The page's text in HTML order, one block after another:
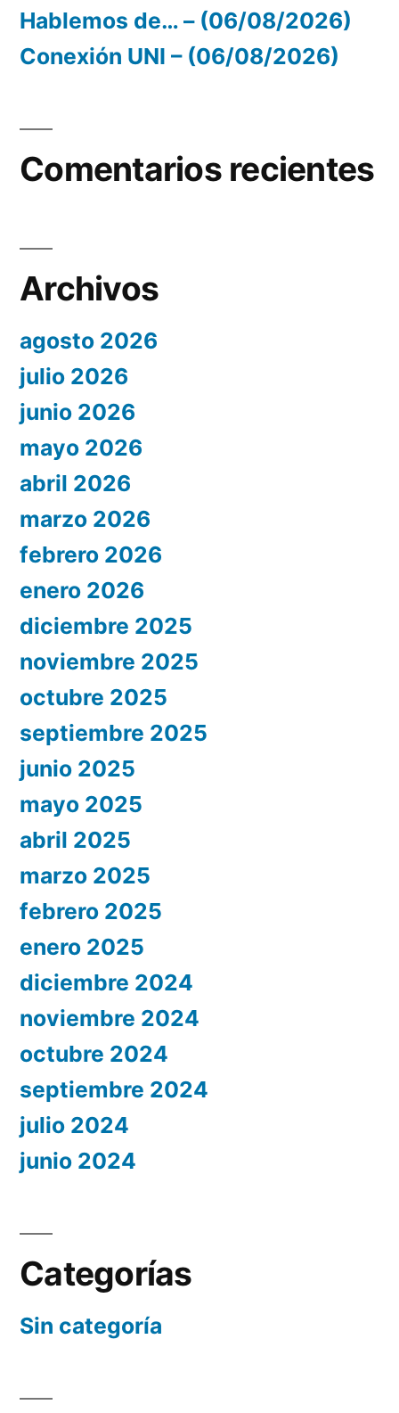
Hablemos de… – (06/08/2026)
Conexión UNI – (06/08/2026)
Comentarios recientes
Archivos
agosto 2026
julio 2026
junio 2026
mayo 2026
abril 2026
marzo 2026
febrero 2026
enero 2026
diciembre 2025
noviembre 2025
octubre 2025
septiembre 2025
junio 2025
mayo 2025
abril 2025
marzo 2025
febrero 2025
enero 2025
diciembre 2024
noviembre 2024
octubre 2024
septiembre 2024
julio 2024
junio 2024
Categorías
Sin categoría